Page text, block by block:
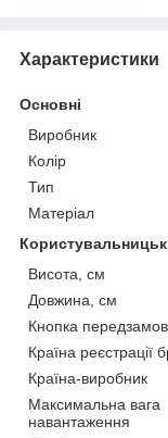
Характеристики
Основні
Виробник
Колір
Тип
Матеріал
Висота, см
Довжина, см
Кнопка
Країна реєстрації
Країна-виробник
Максимальна вага
навантаження